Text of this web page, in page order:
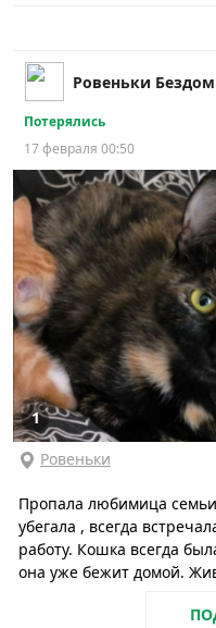
Ровеньки
Потерялись
17 февраля 00:50
1
Ровеньки
Пропала любимица
убегала , всегда
работу. Кошка всегда
она уже бежит домой.